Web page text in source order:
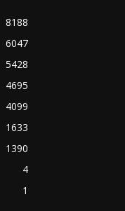
8188
6047
5428
4695
4099
1633
1390
4
1